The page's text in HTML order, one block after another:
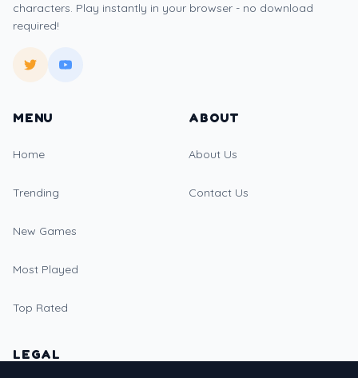
characters. Play instantly in your browser - no download
required!
MENU
Home
Trending
New Games
Most Played
Top Rated
ABOUT
About Us
Contact Us
LEGAL